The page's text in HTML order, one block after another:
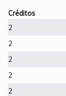
DCFA
31708
Fibras
DCFA
31709
Física
DCFA
31710
Créditos
2
2
2
2
2